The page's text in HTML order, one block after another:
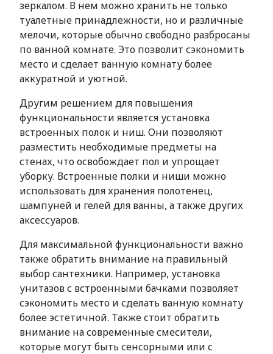
зеркалом. В нем можно хранить не только
туалетные принадлежности, но и различные
мелочи, которые обычно свободно разбросаны
по ванной комнате. Это позволит сэкономить
место и сделает ванную комнату более
аккуратной и уютной.
Другим решением для повышения
функциональности является установка
встроенных полок и ниш. Они позволяют
разместить необходимые предметы на
стенах, что освобождает пол и упрощает
уборку. Встроенные полки и ниши можно
использовать для хранения полотенец,
шампуней и гелей для ванны, а также других
аксессуаров.
Для максимальной функциональности важно
также обратить внимание на правильный
выбор сантехники. Например, установка
унитазов с встроенными бачками позволяет
сэкономить место и сделать ванную комнату
более эстетичной. Также стоит обратить
внимание на современные смесители,
которые могут быть сенсорными или с